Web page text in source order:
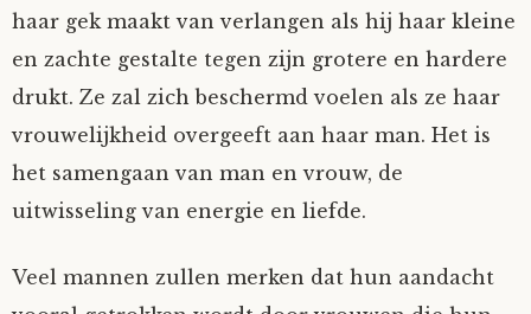
haar gek maakt van verlangen als hij haar kleine
en zachte gestalte tegen zijn grotere en hardere
drukt. Ze zal zich beschermd voelen als ze haar
vrouwelijkheid overgeeft aan haar man. Het is
het samengaan van man en vrouw, de
uitwisseling van energie en liefde.
Veel mannen zullen merken dat hun aandacht